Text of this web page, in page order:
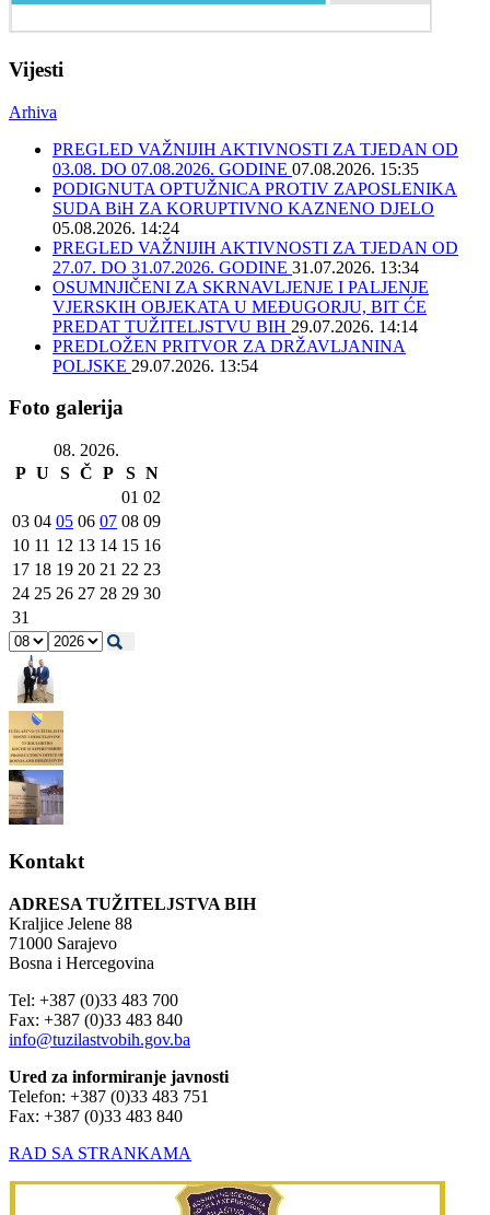
Vijesti
Arhiva
PREGLED VAŽNIJIH AKTIVNOSTI ZA TJEDAN OD
03.08. DO 07.08.2026. GODINE 07.08.2026. 15:35
PODIGNUTA OPTUŽNICA PROTIV ZAPOSLENIKA
SUDA BiH ZA KORUPTIVNO KAZNENO DJELO
05.08.2026. 14:24
PREGLED VAŽNIJIH AKTIVNOSTI ZA TJEDAN OD
27.07. DO 31.07.2026. GODINE 31.07.2026. 13:34
OSUMNJIČENI ZA SKRNAVLJENJE I PALJENJE
VJERSKIH OBJEKATA U MEĐUGORJU, BIT ĆE
PREDAT TUŽITELJSTVU BIH 29.07.2026. 14:14
PREDLOŽEN PRITVOR ZA DRŽAVLJANINA
POLJSKE 29.07.2026. 13:54
Foto galerija
08. 2026.
P U S Č P S N
01 02
03 04 05 06 07 08 09
10 11 12 13 14 15 16
17 18 19 20 21 22 23
24 25 26 27 28 29 30
31
Kontakt
ADRESA TUŽITELJSTVA BIH
Kraljice Jelene 88
71000 Sarajevo
Bosna i Hercegovina
Tel: +387 (0)33 483 700
Fax: +387 (0)33 483 840
info@tuzilastvobih.gov.ba
Ured za informiranje javnosti
Telefon: +387 (0)33 483 751
Fax: +387 (0)33 483 840
RAD SA STRANKAMA